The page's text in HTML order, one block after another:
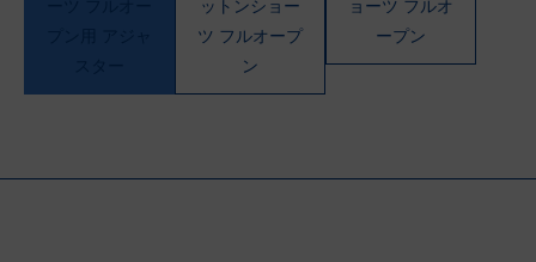
ットンショー
ツ フルオープ
ン
ョーツ フルオ
ープン